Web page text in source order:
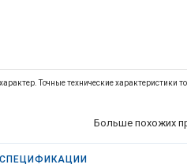
Точные технические характеристики
Больше похожих
СПЕЦИФИКАЦИИ